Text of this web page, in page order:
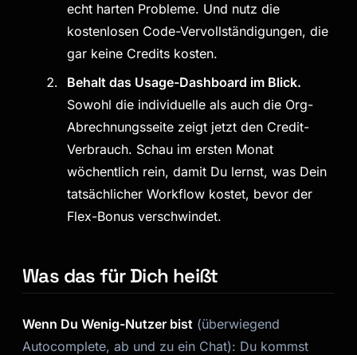
echt harten Probleme. Und nutz die
kostenlosen Code-Vervollständigungen, die
gar keine Credits kosten.
Behalt das Usage-Dashboard im Blick.
Sowohl die individuelle als auch die Org-
Abrechnungsseite zeigt jetzt den Credit-
Verbrauch. Schau im ersten Monat
wöchentlich rein, damit Du lernst, was Dein
tatsächlicher Workflow kostet, bevor der
Flex-Bonus verschwindet.
Was das für Dich heißt
Wenn Du Wenig-Nutzer bist (überwiegend
Autocomplete, ab und zu ein Chat): Du kommst